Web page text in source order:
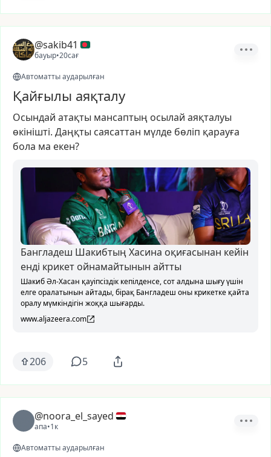
@sakib41
бауыр•20сағ
Автоматты аударылған
Қайғылы аяқталу
Осындай атақты мансаптың осылай аяқталуы
өкінішті. Даңқты саясаттан мүлде бөліп қарауға
бола ма екен?
Бангладеш Шакибтың Хасина оқиғасынан кейін
енді крикет ойнамайтынын айтты
Шакиб Әл-Хасан қауіпсіздік кепілденсе, сот алдына шығу үшін
елге оралатынын айтады, бірақ Бангладеш оны крикетке қайта
оралу мүмкіндігін жоққа шығарды.
www.aljazeera.com
206 5
@noora_el_sayed
апа•1к
Автоматты аударылған